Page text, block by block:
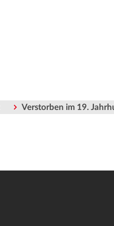
Verstorben im 19.